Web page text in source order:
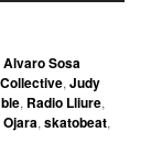
Alvaro Sosa
,Judy
, Radio Lliure,
,skatobeat,